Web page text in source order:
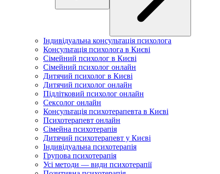
Індивідуальна консультація психолога
Консультація психолога в Києві
Сімейний психолог в Києві
Сімейний психолог онлайн
Дитячий психолог в Києві
Дитячий психолог онлайн
Підлітковий психолог онлайн
Сексолог онлайн
Консультація психотерапевта в Києві
Психотерапевт онлайн
Сімейна психотерапія
Дитячий психотерапевт у Києві
Індивідуальна психотерапія
Групова психотерапія
Усі методи — види психотерапії